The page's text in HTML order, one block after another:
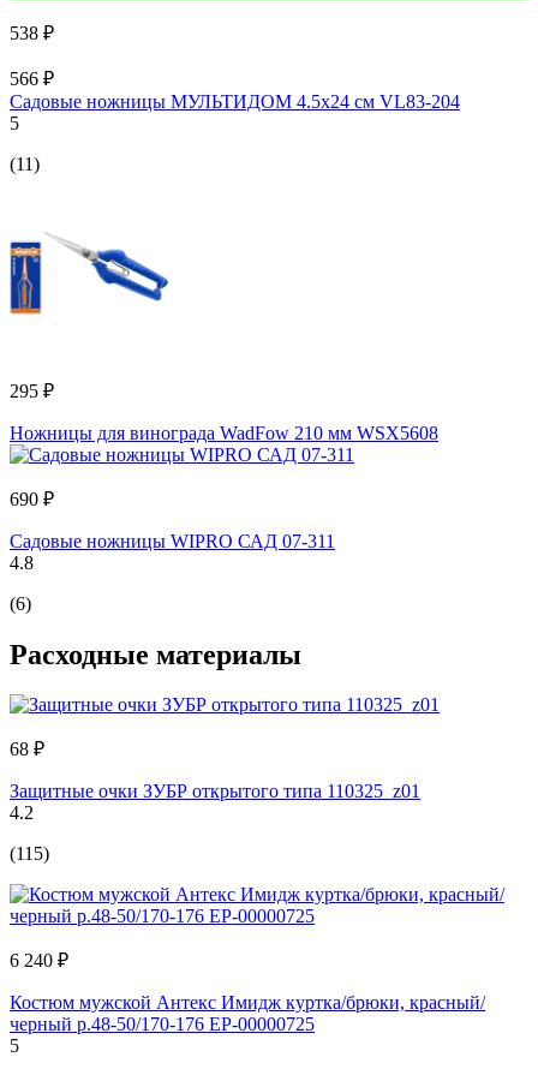
538 ₽
566 ₽
Садовые ножницы МУЛЬТИДОМ 4.5x24 см VL83-204
5
(11)
295 ₽
Ножницы для винограда WadFow 210 мм WSX5608
690 ₽
Cадовые ножницы WIPRO САД 07-311
4.8
(6)
Расходные материалы
68 ₽
Защитные очки ЗУБР открытого типа 110325_z01
4.2
(115)
6 240 ₽
Костюм мужской Антекс Имидж куртка/брюки, красный/
черный р.48-50/170-176 ЕР-00000725
5